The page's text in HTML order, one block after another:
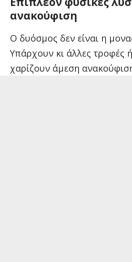
ανακούφιση
Ο δυόσμος δεν είναι η
Υπάρχουν κι άλλες τροφές
χαρίζουν άμεση